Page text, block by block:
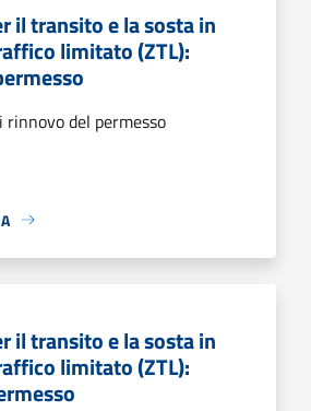
il transito e la sosta in
limitato (ZTL):
rinnovo del permesso
il transito e la sosta in
limitato (ZTL):